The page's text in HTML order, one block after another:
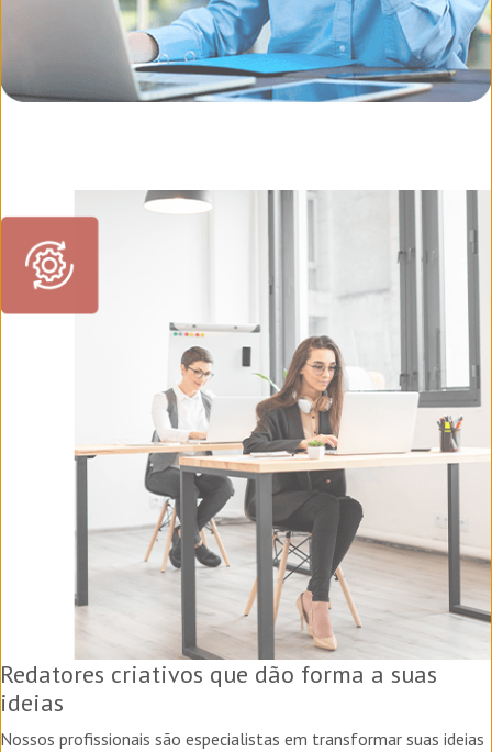
Redatores criativos que dão forma a suas
ideias
Nossos profissionais são especialistas em transformar suas ideias